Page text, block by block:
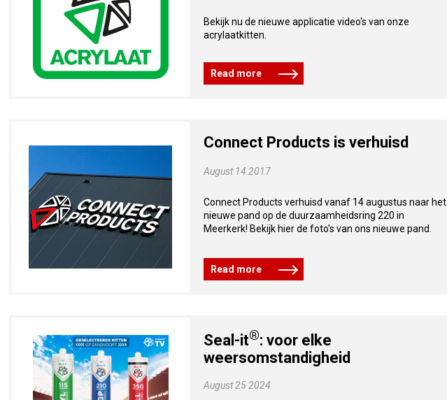
Bekijk nu de nieuwe applicatie video's van onze
acrylaatkitten.
Read more
Connect Products is verhuisd
August 14 2017
Connect Products verhuisd vanaf 14 augustus naar het
nieuwe pand op de duurzaamheidsring 220 in
Meerkerk! Bekijk hier de foto's van ons nieuwe pand.
Read more
Seal-it®: voor elke
weersomstandigheid
August 25 2024